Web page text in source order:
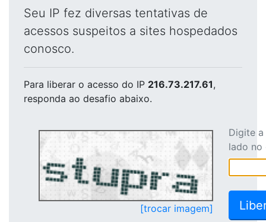
Seu IP fez diversas tentativas de
acessos suspeitos a sites hospedados
conosco.
Para liberar o acesso do IP 216.73.217.61,
responda ao desafio abaixo.
[trocar imagem]
Digite
lado no